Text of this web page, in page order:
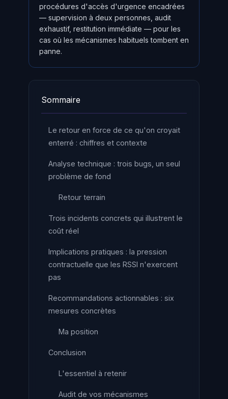
procédures d'accès d'urgence encadrées
— supervision à deux personnes, audit
exhaustif, restitution immédiate — pour les
cas où les mécanismes habituels tombent en
panne.
Sommaire
Le retour en force de ce qu'on croyait
enterré : chiffres et contexte
Analyse technique : trois bugs, un seul
problème de fond
Retour terrain
Trois incidents concrets qui illustrent le
coût réel
Implications pratiques : la pression
contractuelle que les RSSI n'exercent
pas
Recommandations actionnables : six
mesures concrètes
Ma position
Conclusion
L'essentiel à retenir
Audit de vos mécanismes